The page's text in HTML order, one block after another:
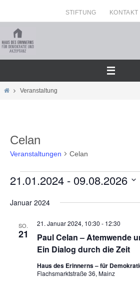
Inhalt
springen
STIFTUNG KONTAKT
HomeVeranstaltung
Celan
Veranstaltungen Celan
Veranstaltungen
21.01.2024 - 09.08.2026
wählen.
Januar 2024
SO.
21
Paul Celan – Atemwende
Ein Dialog durch die Zeit
21. Januar 2024, 10:30 - 12:30
Haus des Erinnerns – für
Flachsmarktstraße 36, Mainz